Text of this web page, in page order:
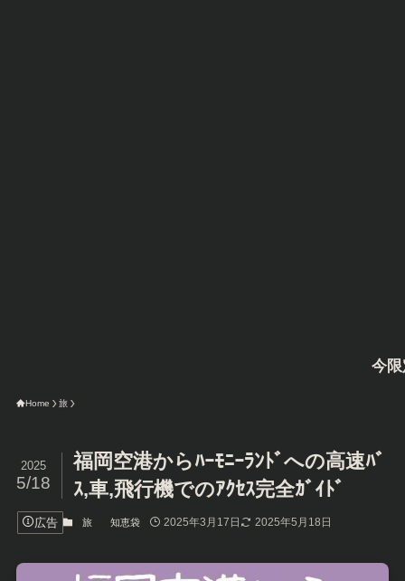
今限定のAmazon
Home 旅
福岡空港からﾊｰﾓﾆｰﾗﾝﾄﾞへの高速ﾊﾞ
ｽ,車,飛行機でのｱｸｾｽ完全ｶﾞｲﾄﾞ
2025
5/18
広告 旅 知恵袋 2025年3月17日 2025年5月18日